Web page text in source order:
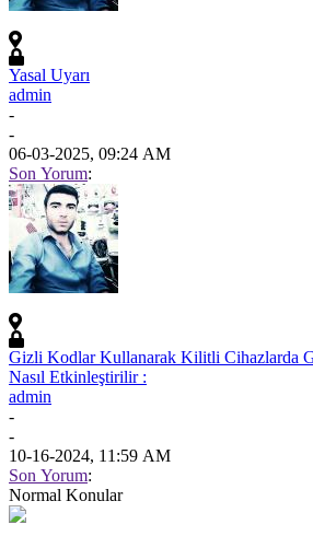
Yasal Uyarı
admin
-
-
06-03-2025, 09:24 AM
Son Yorum:
Gizli Kodlar Kullanarak Kilitli Cihazlarda
Nasıl Etkinleştirilir :
admin
-
-
10-16-2024, 11:59 AM
Son Yorum:
Normal Konular